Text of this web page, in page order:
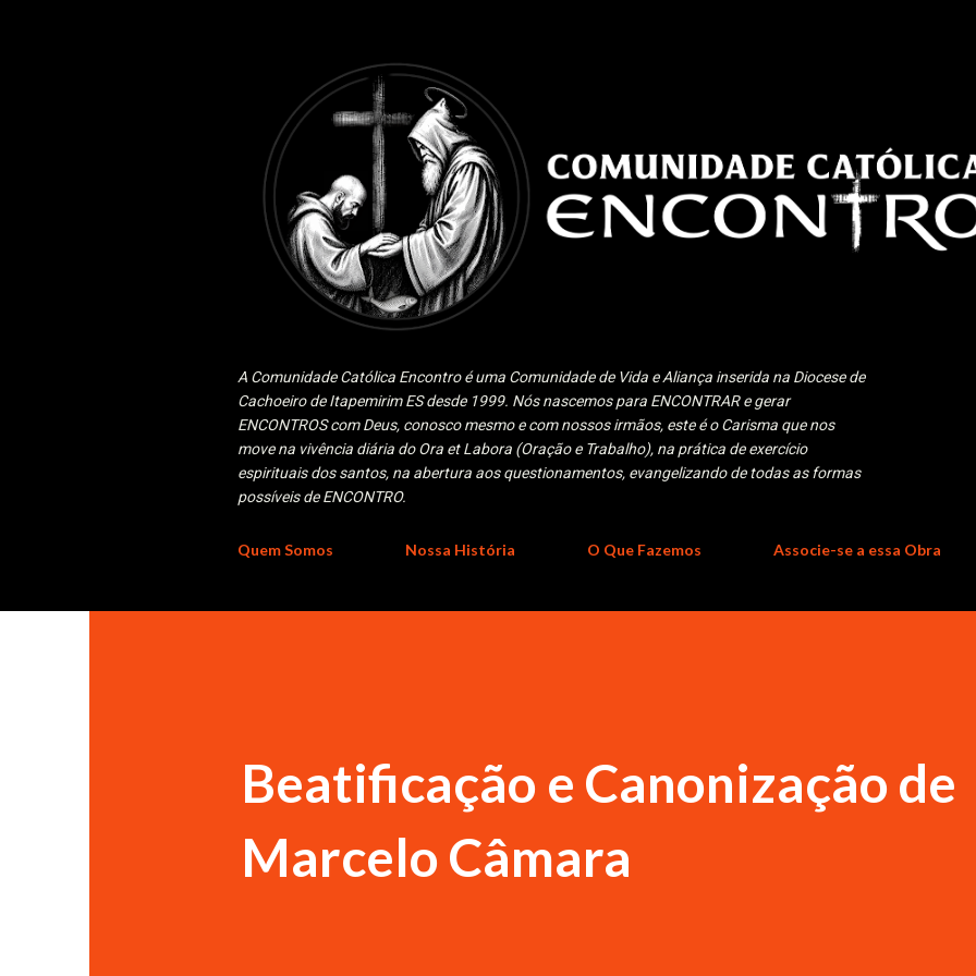
A Comunidade Católica Encontro é uma Comunidade de Vida e Aliança inserida na Diocese de
Cachoeiro de Itapemirim ES desde 1999. Nós nascemos para ENCONTRAR e gerar
ENCONTROS com Deus, conosco mesmo e com nossos irmãos, este é o Carisma que nos
move na vivência diária do Ora et Labora (Oração e Trabalho), na prática de exercício
espirituais dos santos, na abertura aos questionamentos, evangelizando de todas as formas
possíveis de ENCONTRO.
Quem Somos Nossa História O Que Fazemos Associe-se a essa Obra
Beatificação e Canonização de
Marcelo Câmara